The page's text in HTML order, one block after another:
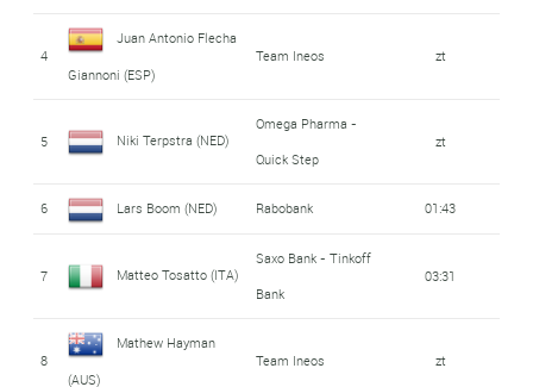
4
Juan Antonio Flecha
Giannoni (ESP)
Team Ineos zt
5 Niki Terpstra (NED)
Omega Pharma -
Quick Step
zt
6 Lars Boom (NED) Rabobank 01:43
7 Matteo Tosatto (ITA)
Saxo Bank - Tinkoff
Bank
03:31
8
Mathew Hayman
(AUS)
Team Ineos zt